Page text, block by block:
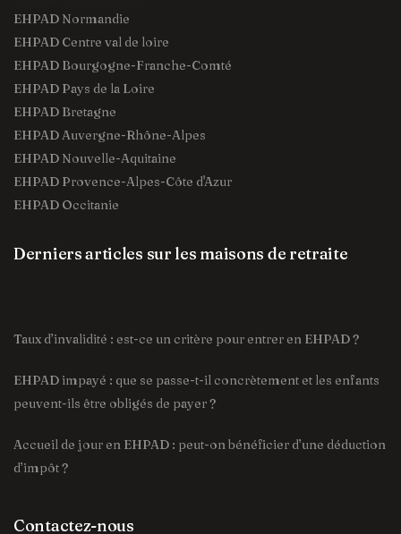
EHPAD Normandie
EHPAD Centre val de loire
EHPAD Bourgogne-Franche-Comté
EHPAD Pays de la Loire
EHPAD Bretagne
EHPAD Auvergne-Rhône-Alpes
EHPAD Nouvelle-Aquitaine
EHPAD Provence-Alpes-Côte d'Azur
EHPAD Occitanie
Derniers articles sur les maisons de retraite
Taux d’invalidité : est-ce un critère pour entrer en EHPAD ?
EHPAD impayé : que se passe-t-il concrètement et les enfants
peuvent-ils être obligés de payer ?
Accueil de jour en EHPAD : peut-on bénéficier d’une déduction
d’impôt ?
Contactez-nous